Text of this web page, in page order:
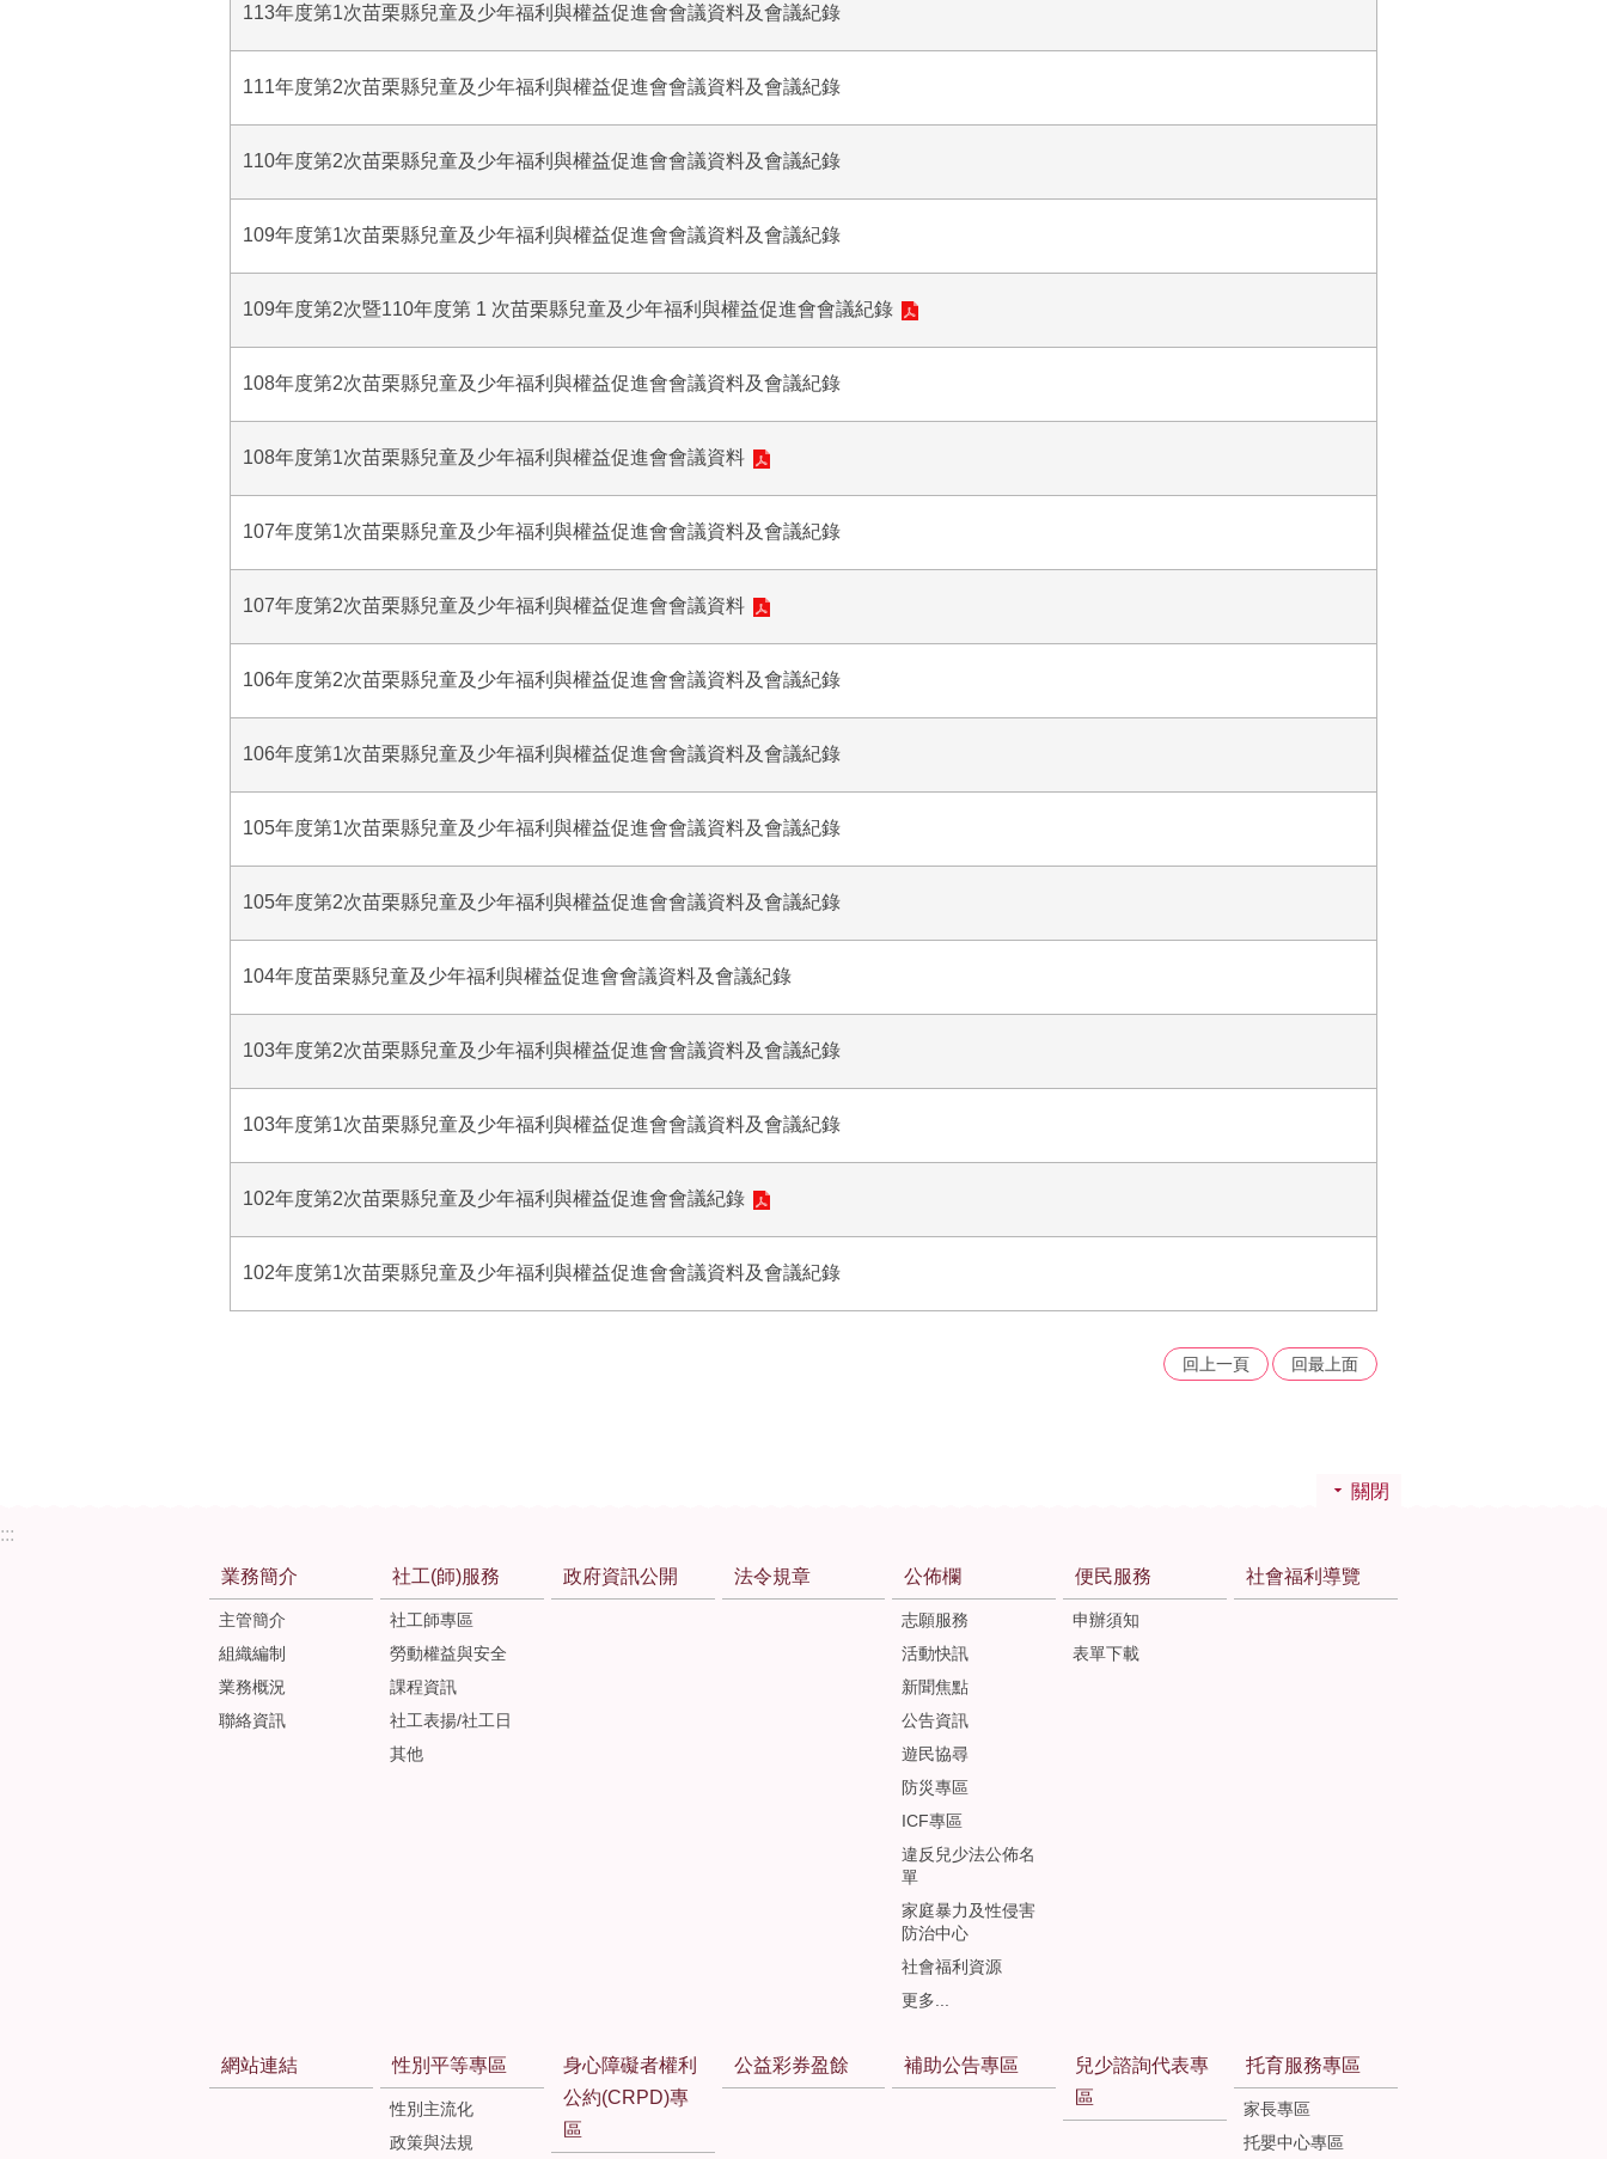
113年度第1次苗栗縣兒童及少年福利與權益促進會會議資料及會議紀錄
111年度第2次苗栗縣兒童及少年福利與權益促進會會議資料及會議紀錄
110年度第2次苗栗縣兒童及少年福利與權益促進會會議資料及會議紀錄
109年度第1次苗栗縣兒童及少年福利與權益促進會會議資料及會議紀錄
109年度第2次暨110年度第 1 次苗栗縣兒童及少年福利與權益促進會會議紀錄
108年度第2次苗栗縣兒童及少年福利與權益促進會會議資料及會議紀錄
108年度第1次苗栗縣兒童及少年福利與權益促進會會議資料
107年度第1次苗栗縣兒童及少年福利與權益促進會會議資料及會議紀錄
107年度第2次苗栗縣兒童及少年福利與權益促進會會議資料
106年度第2次苗栗縣兒童及少年福利與權益促進會會議資料及會議紀錄
106年度第1次苗栗縣兒童及少年福利與權益促進會會議資料及會議紀錄
105年度第1次苗栗縣兒童及少年福利與權益促進會會議資料及會議紀錄
105年度第2次苗栗縣兒童及少年福利與權益促進會會議資料及會議紀錄
104年度苗栗縣兒童及少年福利與權益促進會會議資料及會議紀錄
103年度第2次苗栗縣兒童及少年福利與權益促進會會議資料及會議紀錄
103年度第1次苗栗縣兒童及少年福利與權益促進會會議資料及會議紀錄
102年度第2次苗栗縣兒童及少年福利與權益促進會會議紀錄
102年度第1次苗栗縣兒童及少年福利與權益促進會會議資料及會議紀錄
回上一頁 回最上面
關閉
:::
業務簡介
主管簡介
組織編制
業務概況
聯絡資訊
社工(師)服務
社工師專區
勞動權益與安全
課程資訊
社工表揚/社工日
其他
政府資訊公開 法令規章 公佈欄
志願服務
活動快訊
新聞焦點
公告資訊
遊民協尋
防災專區
ICF專區
違反兒少法公佈名
單
家庭暴力及性侵害
防治中心
社會福利資源
更多...
便民服務
申辦須知
表單下載
社會福利導覽
網站連結 性別平等專區
性別主流化
政策與法規
身心障礙者權利
公約(CRPD)專
區
公益彩券盈餘 補助公告專區
兒少諮詢代表專
區
托育服務專區
家長專區
托嬰中心專區